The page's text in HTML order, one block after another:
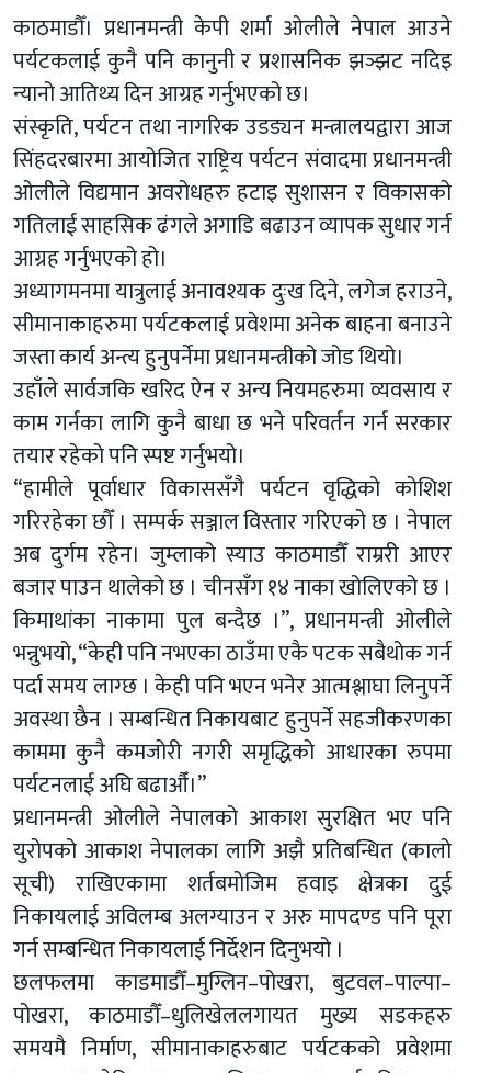
काठमाडौँ। प्रधानमन्त्री केपी शर्मा ओलीले नेपाल आउने
पर्यटकलाई कुनै पनि कानुनी र प्रशासनिक झञ्झट नदिइ
न्यानो आतिथ्य दिन आग्रह गर्नुभएको छ।
संस्कृति, पर्यटन तथा नागरिक उडड्यन मन्त्रालयद्वारा आज
सिंहदरबारमा आयोजित राष्ट्रिय पर्यटन संवादमा प्रधानमन्त्री
ओलीले विद्यमान अवरोधहरु हटाइ सुशासन र विकासको
गतिलाई साहसिक ढंगले अगाडि बढाउन व्यापक सुधार गर्न
आग्रह गर्नुभएको हो।
अध्यागमनमा यात्रुलाई अनावश्यक दुःख दिने, लगेज हराउने,
सीमानाकाहरुमा पर्यटकलाई प्रवेशमा अनेक बाहना बनाउने
जस्ता कार्य अन्त्य हुनुपर्नेमा प्रधानमन्त्रीको जोड थियो।
उहाँले सार्वजकि खरिद ऐन र अन्य नियमहरुमा व्यवसाय र
काम गर्नका लागि कुनै बाधा छ भने परिवर्तन गर्न सरकार
तयार रहेको पनि स्पष्ट गर्नुभयो।
“हामीले पूर्वाधार विकाससँगै पर्यटन वृद्धिको कोशिश
गरिरहेका छौँ । सम्पर्क सञ्जाल विस्तार गरिएको छ । नेपाल
अब दुर्गम रहेन। जुम्लाको स्याउ काठमाडौँ राम्ररी आएर
बजार पाउन थालेको छ । चीनसँग १४ नाका खोलिएको छ ।
किमाथांका नाकामा पुल बन्दैछ ।”, प्रधानमन्त्री ओलीले
भन्नुभयो, “केही पनि नभएका ठाउँमा एकै पटक सबैथोक गर्न
पर्दा समय लाग्छ । केही पनि भएन भनेर आत्मश्लाघा लिनुपर्ने
अवस्था छैन । सम्बन्धित निकायबाट हुनुपर्ने सहजीकरणका
काममा कुनै कमजोरी नगरी समृद्धिको आधारका रुपमा
पर्यटनलाई अघि बढाऔँ।”
प्रधानमन्त्री ओलीले नेपालको आकाश सुरक्षित भए पनि
युरोपको आकाश नेपालका लागि अझै प्रतिबन्धित (कालो
सूची) राखिएकामा शर्तबमोजिम हवाइ क्षेत्रका दुई
निकायलाई अविलम्ब अलग्याउन र अरु मापदण्ड पनि पूरा
गर्न सम्बन्धित निकायलाई निर्देशन दिनुभयो ।
छलफलमा काडमाडौँ–मुग्लिन–पोखरा, बुटवल–पाल्पा–
पोखरा, काठमाडौँ–धुलिखेललगायत मुख्य सडकहरु
समयमै निर्माण, सीमानाकाहरुबाट पर्यटकको प्रवेशमा